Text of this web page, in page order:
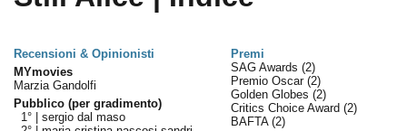
Recensioni & Opinionisti
Premi
MYmovies
Marzia Gandolfi
Pubblico (per gradimento)
1° | sergio dal maso
SAG Awards (2)
Premio Oscar (2)
Golden Globes (2)
Critics Choice Award (2)
BAFTA (2)